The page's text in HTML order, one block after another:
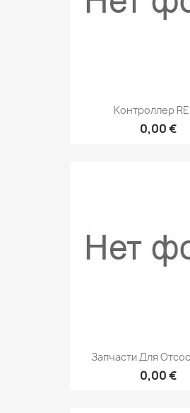
Контроллер
0,00 €
Запчасти Для
0,00 €